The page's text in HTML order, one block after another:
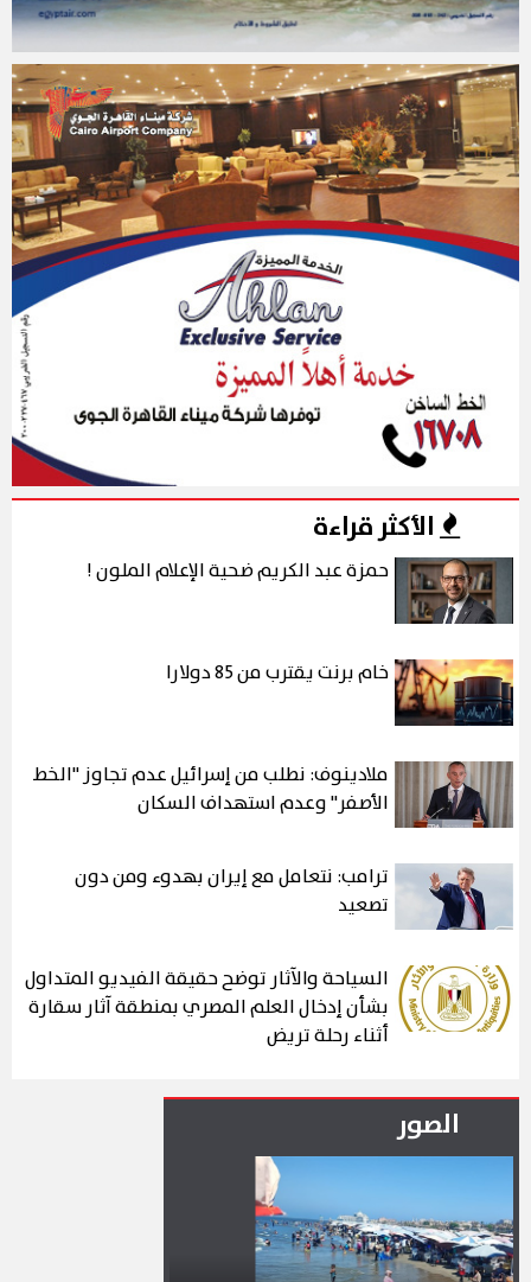
الأكثر قراءة
حمزة عبد الكريم ضحية الإعلام الملون !
خام برنت يقترب من 85 دولارا
ملادينوف: نطلب من إسرائيل عدم تجاوز "الخط
الأصفر" وعدم استهداف السكان
ترامب: نتعامل مع إيران بهدوء ومن دون
تصعيد
السياحة والآثار توضح حقيقة الفيديو المتداول
بشأن إدخال العلم المصري بمنطقة آثار سقارة
أثناء رحلة تريض
الصور